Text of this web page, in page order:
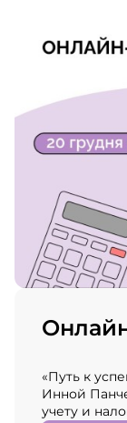
«Путь к
Инной
учету и